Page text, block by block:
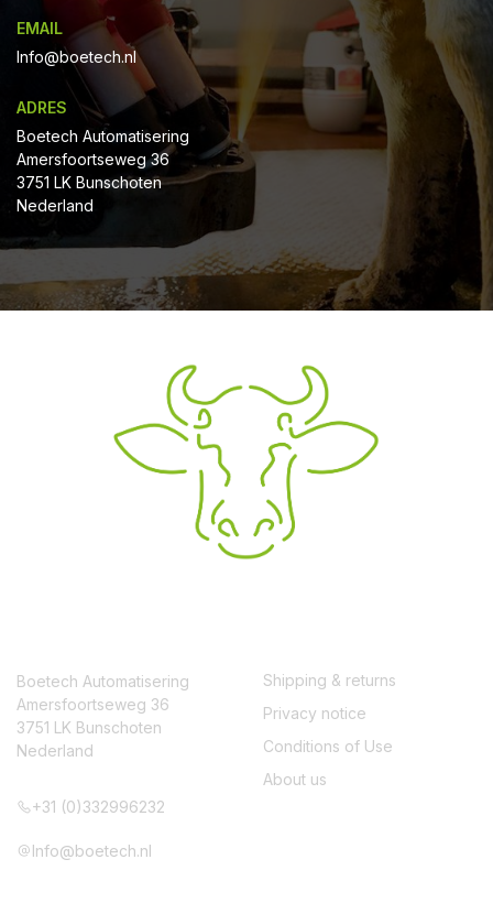
EMAIL
Info@boetech.nl
ADRES
Boetech Automatisering
Amersfoortseweg 36
3751 LK Bunschoten
Nederland
Boetech Automatisering
Amersfoortseweg 36
3751 LK Bunschoten
Nederland
+31 (0)332996232
Info@boetech.nl
Shipping & returns
Privacy notice
Conditions of Use
About us